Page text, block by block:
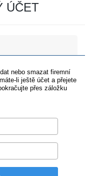
ÚČET
nebo smazat firemní
li ještě účet a přejete
přes záložku